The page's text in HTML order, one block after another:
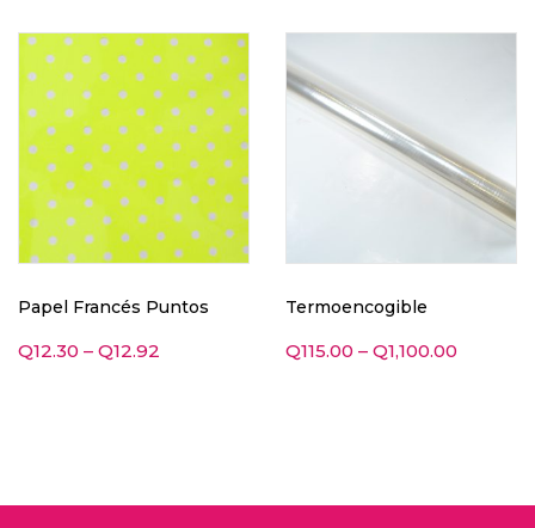
Papel Francés Puntos
Q12.30 – Q12.92
Termoencogible
Q115.00 – Q1,100.00